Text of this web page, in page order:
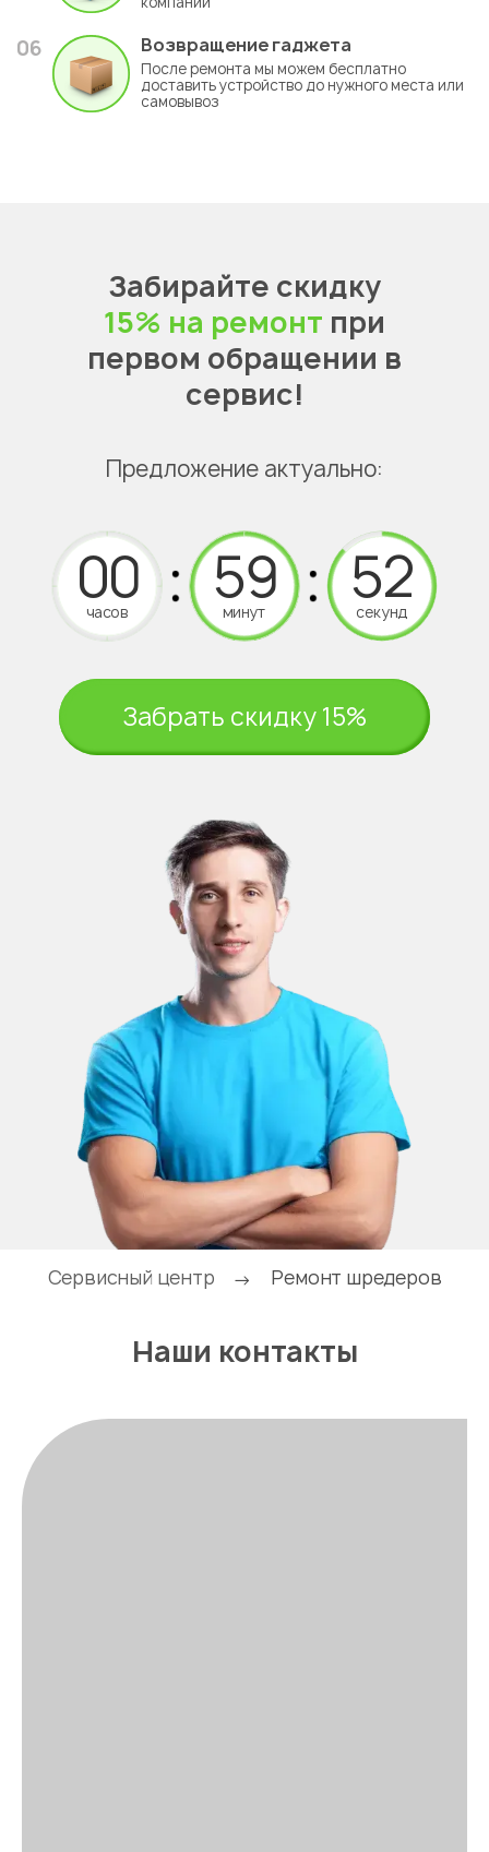
06 Возвращение гаджета
После ремонта мы можем бесплатно
доставить устройство до нужного места или
самовывоз
Забирайте скидку
15% на ремонт при
первом обращении в
сервис!
Предложение актуально:
часов минут секунд
Забрать скидку 15%
Сервисный центр → Ремонт шредеров
Наши контакты